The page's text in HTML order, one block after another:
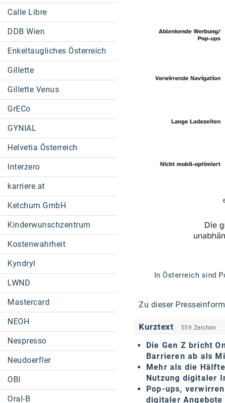
Calle Libre
DDB Wien
Enkeltaugliches Österreich
Gillette
Gillette Venus
GrECo
GYNIAL
Helvetia Österreich
Interzero
karriere.at
Ketchum GmbH
Kinderwunschzentrum
Kostenwahrheit
Kyndryl
LWND
Mastercard
NEOH
Nespresso
Neudoerfler
OBI
Oral-B
In Österreich sind
Zu dieser
Kurztext 559 Zeichen
Die Gen Z bricht
Barrieren ab als
Mehr als die
Nutzung digitaler
Pop-ups,
digitaler